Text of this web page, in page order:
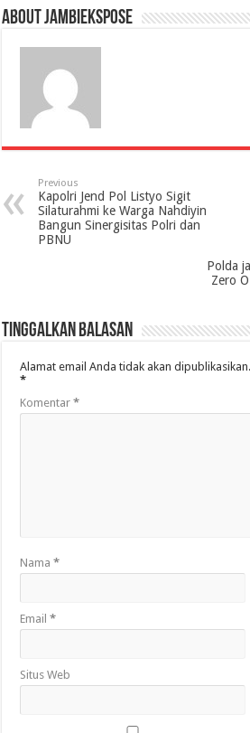
About jambiekspose
Previous
Kapolri Jend Pol Listyo Sigit
Silaturahmi ke Warga Nahdiyin
Bangun Sinergisitas Polri dan
PBNU
Polda
Zero
Tinggalkan Balasan
Alamat email Anda tidak akan dipublikasikan.
*
Komentar*
Nama*
Email*
Situs Web